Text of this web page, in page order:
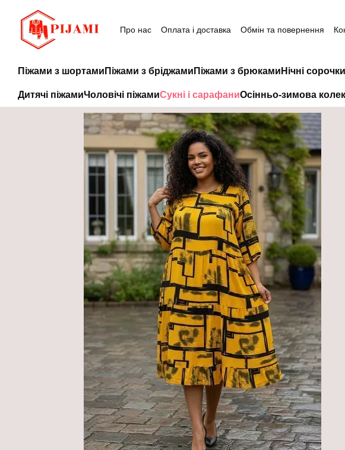
Перейти до основного контенту
Про нас Оплата і доставка Обмін та повернення
Піжами з шортами Піжами з бріджами Піжами з брюками Нічні сорочки
Дитячі піжамиЧоловічі піжамиСукні і сарафаниОсінньо-зимова